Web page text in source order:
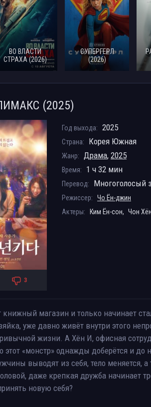
ВО ВЛАСТИ
СТРАХА (2026)
СУПЕРГЕРЛ
(2026)
(2025)
3
Год выхода: 2025
Страна: Корея Южная
Жанр: Драма, 2025
Время: 1 ч 32 мин
Перевод: Многоголосый
Режиссер:
Чо Ён-джин
Актеры:
Ким Ён-сон, Чон
магазин и только начинает
уже давно живёт внутри этого
жизни. А Хён И, офисная
этот «монстр» однажды доберётся и
выводят из себя, тело меняется,
даже крепкая дружба начинает
новую себя?